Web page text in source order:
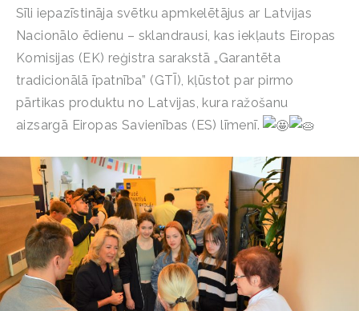
Sīli iepazīstināja svētku apmkelētājus ar Latvijas
Nacionālo ēdienu – sklandrausi, kas iekļauts Eiropas
Komisijas (EK) reģistra sarakstā „Garantēta
tradicionālā īpatnība” (GTĪ), kļūstot par pirmo
pārtikas produktu no Latvijas, kura ražošanu
aizsargā Eiropas Savienības (ES) līmenī.